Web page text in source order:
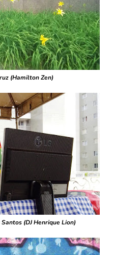
(Hamilton Zen)
(DJ Henrique Lion)